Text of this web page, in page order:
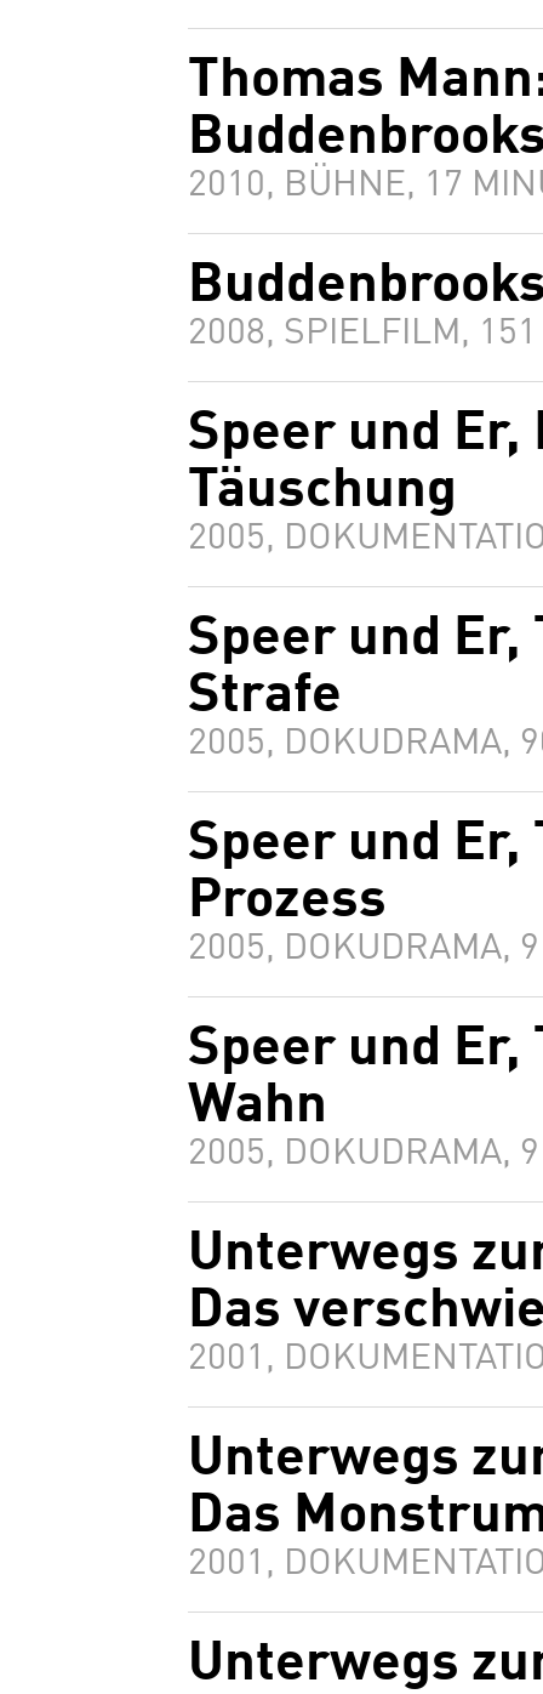
Thomas
2010, BÜHNE, 17
2008, SPIELFILM,
Speer und
Täuschung
2005,
Speer und Er,
Strafe
2005, DOKUDRAMA,
Speer und
Prozess
2005, DOKUDRAMA,
Speer und Er,
Wahn
2005, DOKUDRAMA,
Unterwegs
Das
2001,
Unterwegs
Das
2001,
Unterwegs